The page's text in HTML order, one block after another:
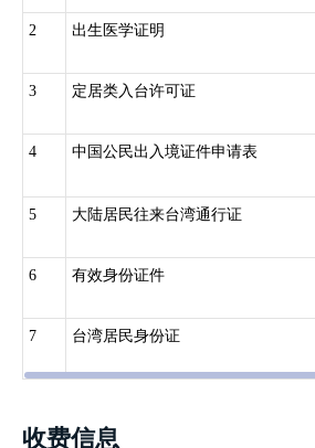
2 出生医学证明
3 定居类入台许可证
4 中国公民出入境证件申请表
5 大陆居民往来台湾通行证
6 有效身份证件
7 台湾居民身份证
收费信息